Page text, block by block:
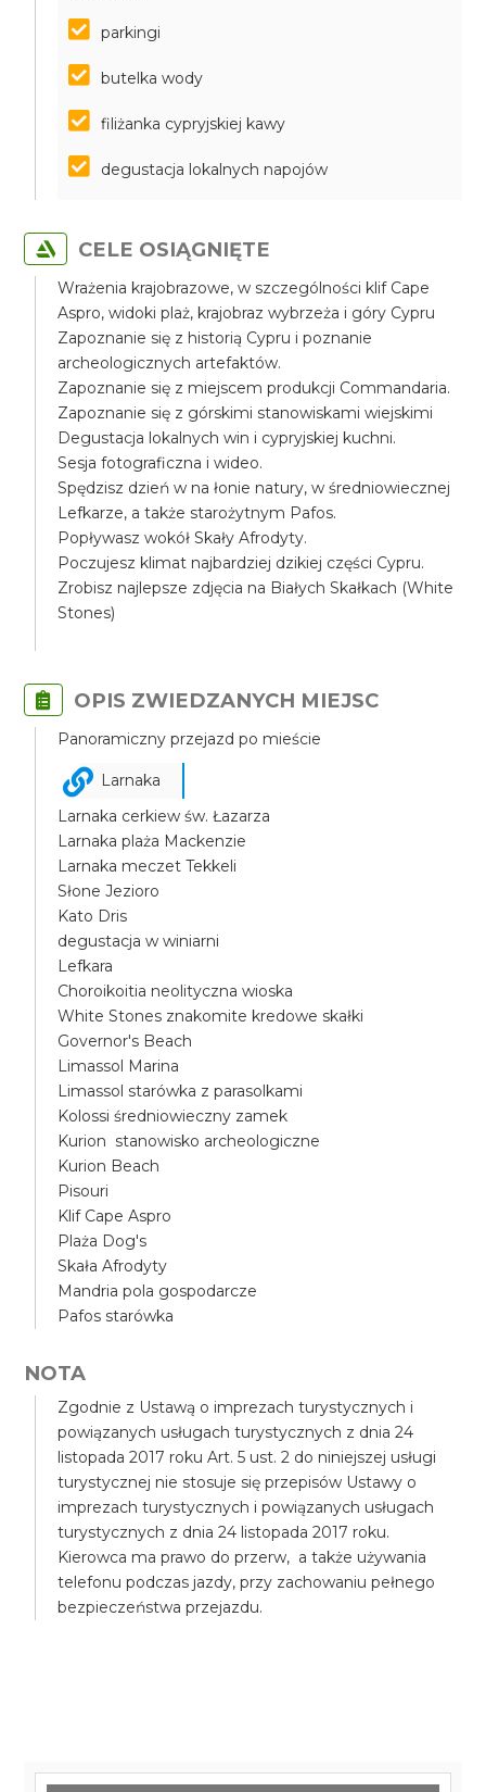
parkingi
butelka wody
filiżanka cypryjskiej kawy
degustacja lokalnych napojów
CELE OSIĄGNIĘTE
Wrażenia krajobrazowe, w szczególności klif Cape
Aspro, widoki plaż, krajobraz wybrzeża i góry Cypru
Zapoznanie się z historią Cypru i poznanie
archeologicznych artefaktów.
Zapoznanie się z miejscem produkcji Commandaria.
Zapoznanie się z górskimi stanowiskami wiejskimi
Degustacja lokalnych win i cypryjskiej kuchni.
Sesja fotograficzna i wideo.
Spędzisz dzień w na łonie natury, w średniowiecznej
Lefkarze, a także starożytnym Pafos.
Popływasz wokół Skały Afrodyty.
Poczujesz klimat najbardziej dzikiej części Cypru.
Zrobisz najlepsze zdjęcia na Białych Skałkach (White
Stones)
OPIS ZWIEDZANYCH MIEJSC
Panoramiczny przejazd po mieście
Larnaka
Larnaka cerkiew św. Łazarza
Larnaka plaża Mackenzie
Larnaka meczet Tekkeli
Słone Jezioro
Kato Dris
degustacja w winiarni
Lefkara
Choroikoitia neolityczna wioska
White Stones znakomite kredowe skałki
Governor's Beach
Limassol Marina
Limassol starówka z parasolkami
Kolossi średniowieczny zamek
Kurion stanowisko archeologiczne
Kurion Beach
Pisouri
Klif Cape Aspro
Plaża Dog's
Skała Afrodyty
Mandria pola gospodarcze
Pafos starówka
NOTA
Zgodnie z Ustawą o imprezach turystycznych i
powiązanych usługach turystycznych z dnia 24
listopada 2017 roku Art. 5 ust. 2 do niniejszej usługi
turystycznej nie stosuje się przepisów Ustawy o
imprezach turystycznych i powiązanych usługach
turystycznych z dnia 24 listopada 2017 roku.
Kierowca ma prawo do przerw, a także używania
telefonu podczas jazdy, przy zachowaniu pełnego
bezpieczeństwa przejazdu.